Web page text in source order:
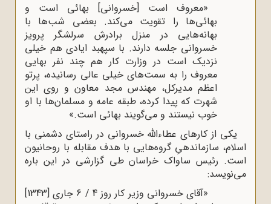
«معروف است [خسروانی] بهائی است و
بهائی‌ها را تقویت می‌کند. بعضی شب‌ها با
بهانه‌هایی در منزل برادرش سرلشگر پرویز
خسروانی جلسه دارند. با سپهبد ایادی هم خیلی
نزدیک است در وزارت کار هم چند نفر بهایی
معروف را به سمت‌های خیلی عالی رسانیده، پرتو
اعظم مدیرکل، مهندس مجد معاون و روی این
شهرت که پیدا کرده، طبقه عامه و مسلمان‌ها با او
خوب نیستند و می‌گویند بهائی است.»
یکی از کارهای عطاءالله خسروانی در راستای دشمنی با
اسلام، سازماندهیِ گروه‌هایی با هدف مقابله با روحانیون
است. رئیس ساواک خراسان طی گزارشی در این باره
می‌نویسد:
«آقای خسروانی وزیر کار روز 4 / 6 جاری [1343]